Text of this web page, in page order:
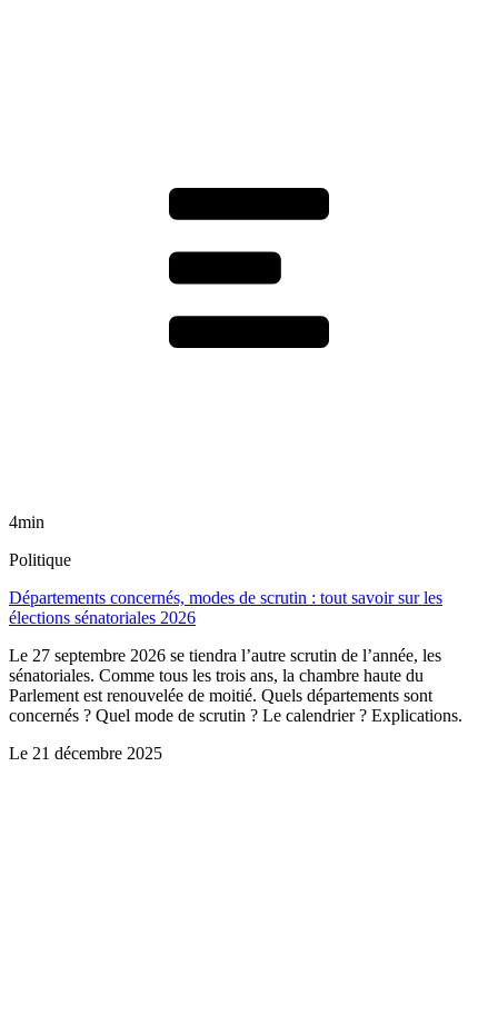
4min
Politique
Départements concernés, modes de scrutin : tout savoir sur les
élections sénatoriales 2026
Le 27 septembre 2026 se tiendra l’autre scrutin de l’année, les
sénatoriales. Comme tous les trois ans, la chambre haute du
Parlement est renouvelée de moitié. Quels départements sont
concernés ? Quel mode de scrutin ? Le calendrier ? Explications.
Le 21 décembre 2025